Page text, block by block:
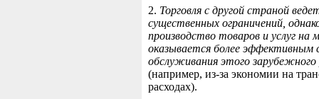
2. Торговля с другой страной
существенных ограничений,
производство товаров и услуг на
оказывается более эффективным
обслуживания этого
(например, из-за экономии на
расходах).